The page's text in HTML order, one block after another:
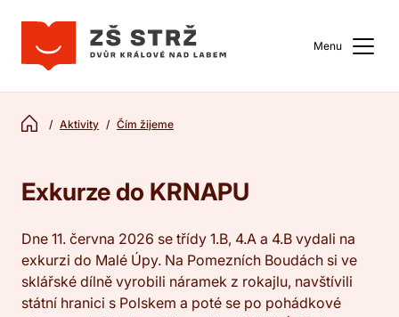
Menu
Aktivity Čím žijeme
Exkurze do KRNAPU
Dne 11. června 2026 se třídy 1.B, 4.A a 4.B vydali na
exkurzi do Malé Úpy. Na Pomezních Boudách si ve
sklářské dílně vyrobili náramek z rokajlu, navštívili
státní hranici s Polskem a poté se po pohádkové